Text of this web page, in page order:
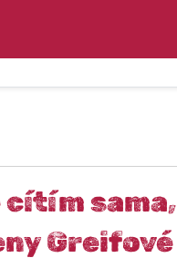
cítím
Greifové